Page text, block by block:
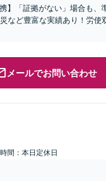
】「証拠がない」場合も、
など豊富な実績あり！労使
メールでお問い合わせ
間：本日定休日